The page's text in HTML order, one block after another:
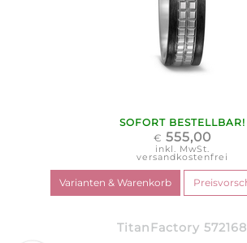
SOFORT BESTELLBAR!
€ 555,00
inkl. MwSt.
versandkostenfrei
TitanFactory 572168